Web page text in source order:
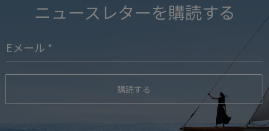
ニュースレターを購読する
購読する